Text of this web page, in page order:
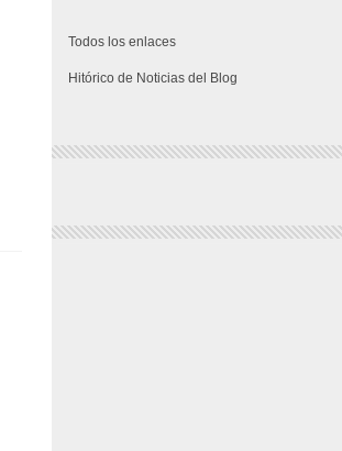
Todos los enlaces
Hitórico de Noticias del Blog